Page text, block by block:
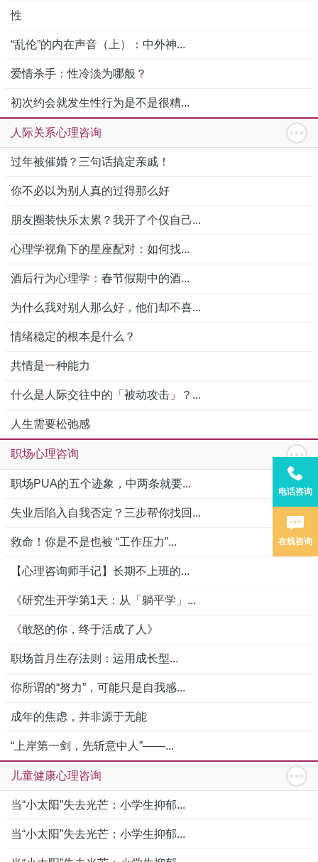
性
“乱伦”的内在声音（上）：中外神...
爱情杀手：性冷淡为哪般？
初次约会就发生性行为是不是很糟...
人际关系心理咨询
过年被催婚？三句话搞定亲戚！
你不必以为别人真的过得那么好
朋友圈装快乐太累？我开了个仅自己...
心理学视角下的星座配对：如何找...
酒后行为心理学：春节假期中的酒...
为什么我对别人那么好，他们却不喜...
情绪稳定的根本是什么？
共情是一种能力
什么是人际交往中的「被动攻击」？...
人生需要松弛感
职场心理咨询
职场PUA的五个迹象，中两条就要...
失业后陷入自我否定？三步帮你找回...
救命！你是不是也被 “工作压力”...
【心理咨询师手记】长期不上班的...
《研究生开学第1天：从「躺平学」...
《敢怒的你，终于活成了人》
职场首月生存法则：运用成长型...
你所谓的“努力”，可能只是自我感...
成年的焦虑，并非源于无能
“上岸第一剑，先斩意中人”——...
儿童健康心理咨询
当“小太阳”失去光芒：小学生抑郁...
当“小太阳”失去光芒：小学生抑郁...
电话咨询
在线咨询